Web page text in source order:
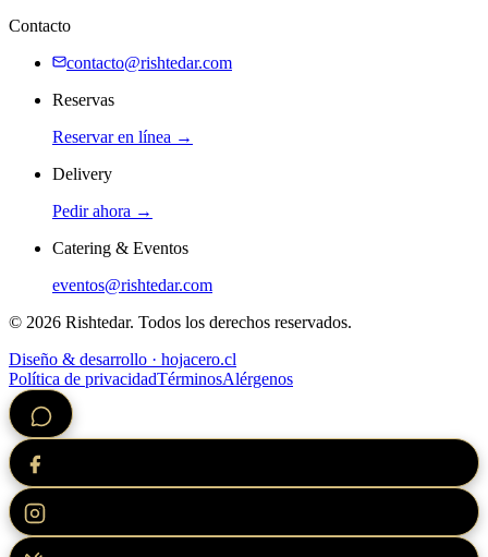
Contacto
contacto@rishtedar.com
Reservas
Reservar en línea →
Delivery
Pedir ahora →
Catering & Eventos
eventos@rishtedar.com
© 2026 Rishtedar. Todos los derechos reservados.
Diseño & desarrollo · hojacero.cl
Política de privacidadTérminosAlérgenos